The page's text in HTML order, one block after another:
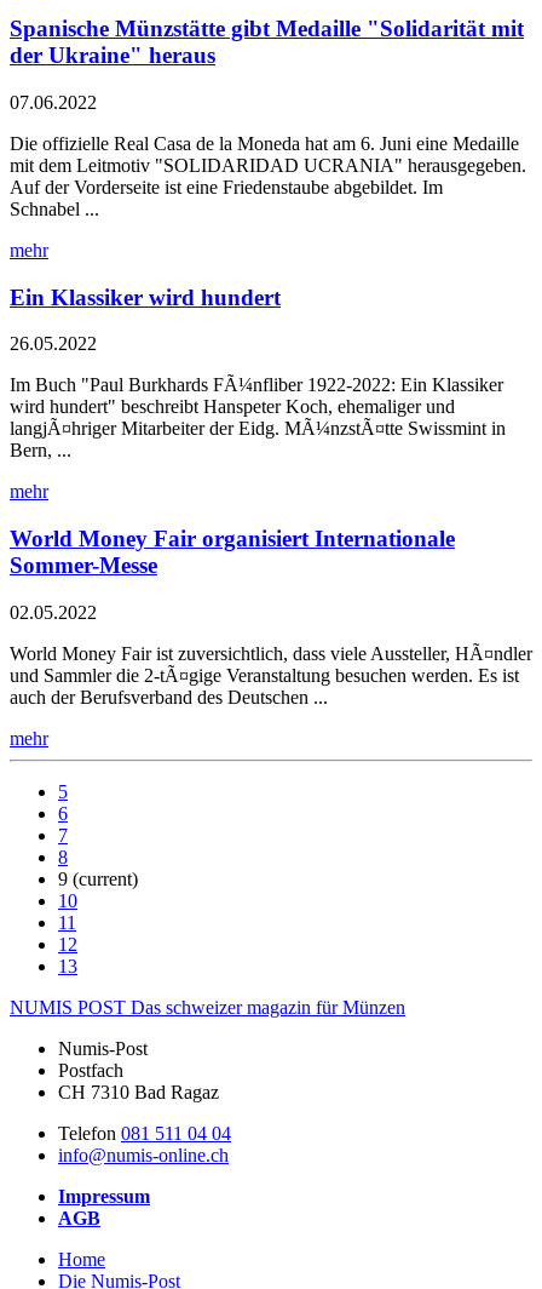
Spanische Münzstätte gibt Medaille "Solidarität mit
der Ukraine" heraus
07.06.2022
Die offizielle Real Casa de la Moneda hat am 6. Juni eine Medaille
mit dem Leitmotiv "SOLIDARIDAD UCRANIA" herausgegeben.
Auf der Vorderseite ist eine Friedenstaube abgebildet. Im
Schnabel ...
mehr
Ein Klassiker wird hundert
26.05.2022
Im Buch "Paul Burkhards FÃ¼nfliber 1922-2022: Ein Klassiker
wird hundert" beschreibt Hanspeter Koch, ehemaliger und
langjÃ¤hriger Mitarbeiter der Eidg. MÃ¼nzstÃ¤tte Swissmint in
Bern, ...
mehr
World Money Fair organisiert Internationale
Sommer-Messe
02.05.2022
World Money Fair ist zuversichtlich, dass viele Aussteller, HÃ¤ndler
und Sammler die 2-tÃ¤gige Veranstaltung besuchen werden. Es ist
auch der Berufsverband des Deutschen ...
mehr
5
6
7
8
9 (current)
10
11
12
13
NUMIS POST Das schweizer magazin für Münzen
Numis-Post
Postfach
CH 7310 Bad Ragaz
Telefon 081 511 04 04
info@numis-online.ch
Impressum
AGB
Home
Die Numis-Post